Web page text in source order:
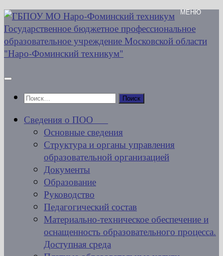
Перейти
к
содержимому
Найти:
Сведения о ПОО
Основные сведения
Структура и органы управления
образовательной организацией
Документы
Образование
Руководство
Педагогический состав
Материально-техническое обеспечение и
оснащенность образовательного процесса.
Доступная среда